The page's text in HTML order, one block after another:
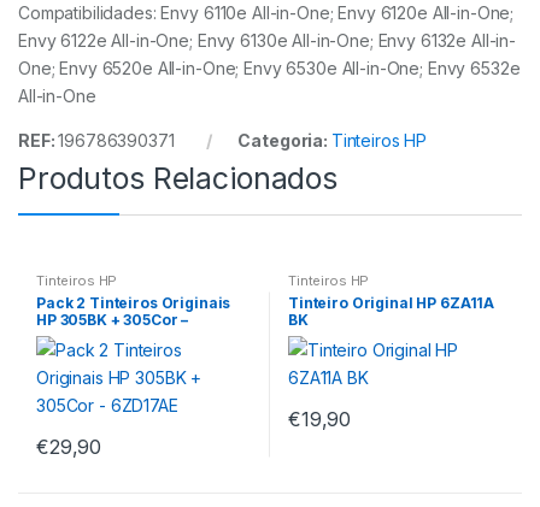
Compatibilidades: Envy 6110e All-in-One; Envy 6120e All-in-One;
Envy 6122e All-in-One; Envy 6130e All-in-One; Envy 6132e All-in-
One; Envy 6520e All-in-One; Envy 6530e All-in-One; Envy 6532e
All-in-One
REF:196786390371 Categoria: Tinteiros HP
Produtos Relacionados
Tinteiros HP
Pack 2 Tinteiros Originais
HP 305BK + 305Cor –
6ZD17AE
€29,90
Tinteiros HP
Tinteiro Original HP 6ZA11A
BK
€19,90